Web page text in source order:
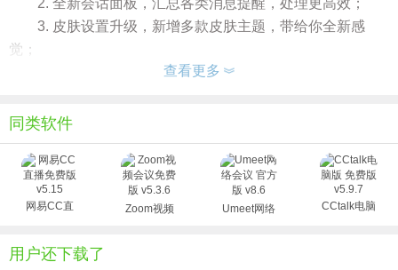
3. 皮肤设置升级，新增多款皮肤主题，带给你全新感
觉；
4. 拟物化登陆动画，简洁、灵动，一试难忘；
6. 主面板新增快捷店铺入口，快速访问好友店铺；
7. 消息管理器优化，重新梳理消息类型和菜单项，分类
清晰。查找便捷；
8. 旺旺个人资料和名片全新设计，支持设置个性背景
图；
10. 文件发送完成后自动关闭发送框，在聊天窗口中实时
查看更多
同类软件
网易CC直
Zoom视频
Umeet网络
CCtalk电脑
用户还下载了